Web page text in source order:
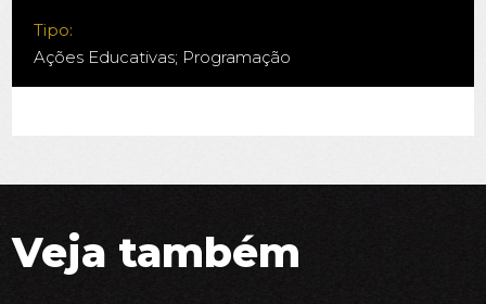
Tipo:
Ações Educativas; Programação
Veja também